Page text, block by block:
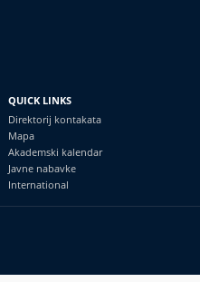
QUICK LINKS
Direktorij kontakata
Mapa
Akademski kalendar
Javne nabavke
International